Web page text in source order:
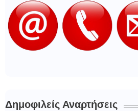
Δημοφιλείς Αναρτήσεις